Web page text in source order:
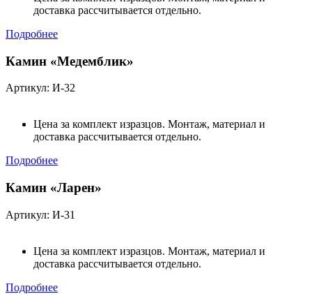
доставка рассчитывается отдельно.
Подробнее
Камин «Медемблик»
Артикул: И-32
Цена за комплект изразцов. Монтаж, материал и
доставка рассчитывается отдельно.
Подробнее
Камин «Ларен»
Артикул: И-31
Цена за комплект изразцов. Монтаж, материал и
доставка рассчитывается отдельно.
Подробнее